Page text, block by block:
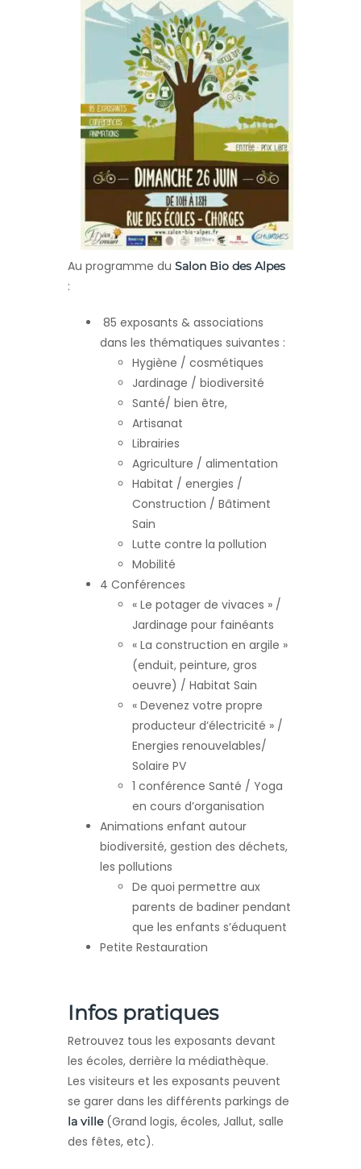
Au programme du Salon Bio des Alpes
:
85 exposants & associations
dans les thématiques suivantes :
Hygiène / cosmétiques
Jardinage / biodiversité
Santé/ bien être,
Artisanat
Librairies
Agriculture / alimentation
Habitat / energies /
Construction / Bâtiment
Sain
Lutte contre la pollution
Mobilité
4 Conférences
« Le potager de vivaces » /
Jardinage pour fainéants
« La construction en argile »
(enduit, peinture, gros
oeuvre) / Habitat Sain
« Devenez votre propre
producteur d’électricité » /
Energies renouvelables/
Solaire PV
1 conférence Santé / Yoga
en cours d’organisation
Animations enfant autour
biodiversité, gestion des déchets,
les pollutions
De quoi permettre aux
parents de badiner pendant
que les enfants s’éduquent
Petite Restauration
Infos pratiques
Retrouvez tous les exposants devant
les écoles, derrière la médiathèque.
Les visiteurs et les exposants peuvent
se garer dans les différents parkings de
la ville(Grand logis, écoles, Jallut, salle
des fêtes, etc).